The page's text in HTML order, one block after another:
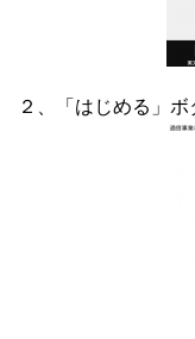
２、「はじめる」ボ